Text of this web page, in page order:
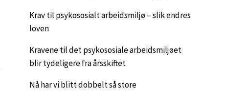
Krav til psykososialt arbeidsmiljø – slik endres
loven
Kravene til det psykososiale arbeidsmiljøet
blir tydeligere fra årsskiftet
Nå har vi blitt dobbelt så store